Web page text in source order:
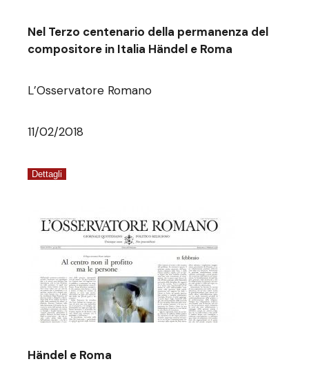
Nel Terzo centenario della permanenza del
compositore in Italia Händel e Roma
L’Osservatore Romano
11/02/2018
Dettagli
Händel e Roma